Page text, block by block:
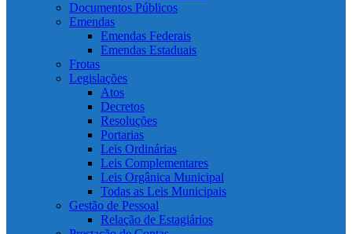
Documentos Públicos
Emendas
Emendas Federais
Emendas Estaduais
Frotas
Legislações
Atos
Decretos
Resoluções
Portarias
Leis Ordinárias
Leis Complementares
Leis Orgânica Municipal
Todas as Leis Municipais
Gestão de Pessoal
Relação de Estagiários